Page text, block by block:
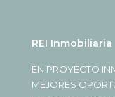
REI Inmobiliaria
EN PROYECTO
MEJORES